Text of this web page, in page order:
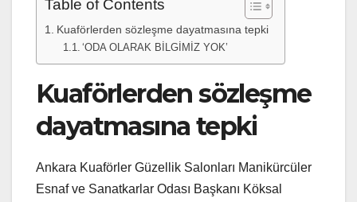
Table of Contents
Kuaförlerden sözleşme dayatmasına tepki
‘ODA OLARAK BİLGİMİZ YOK’
Kuaförlerden sözleşme
dayatmasına tepki
Ankara Kuaförler Güzellik Salonları Manikürcüler
Esnaf ve Sanatkarlar Odası Başkanı Köksal